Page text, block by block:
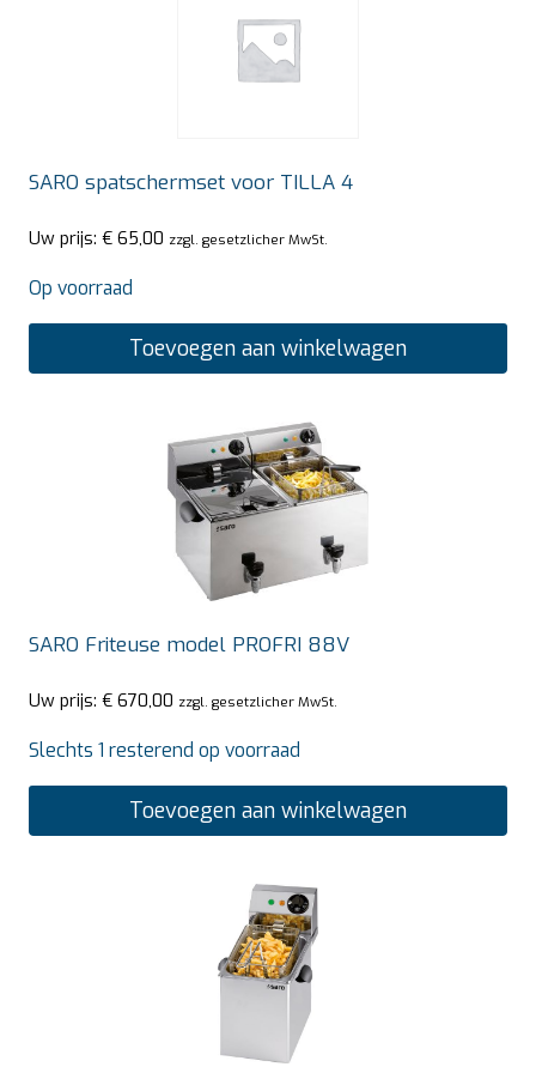
SARO spatschermset voor TILLA 4
Uw prijs: € 65,00 zzgl. gesetzlicher MwSt.
Op voorraad
Toevoegen aan winkelwagen
SARO Friteuse model PROFRI 88V
Uw prijs: € 670,00 zzgl. gesetzlicher MwSt.
Slechts 1 resterend op voorraad
Toevoegen aan winkelwagen